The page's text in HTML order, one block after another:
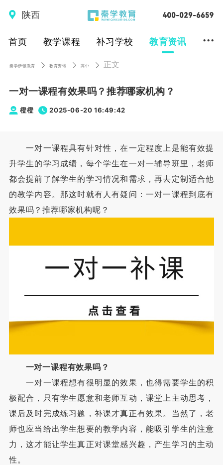
陕西
首页 教学课程 补习学校 教育资讯 ...
秦学伊顿教育 教育资讯 高中 正文
一对一课程有效果吗？推荐哪家机构？
橙橙 2025-06-20 16:49:42
一对一课程具有针对性，在一定程度上是能有效提
升学生的学习成绩，每个学生在一对一辅导班里，老师
都会提前了解学生的学习情况和需求，再去定制适合他
的教学内容。那这时就有人有疑问：一对一课程到底有
效果吗？推荐哪家机构呢？
一对一课程有效果吗？
一对一课程想有很明显的效果，也得需要学生的积
极配合，只有学生愿意和老师互动，课堂上主动思考，
课后及时完成练习题，补课才真正有效果。当然了，老
师也应当给出学生想要的教学内容，能吸引学生的注意
力，这才能让学生真正对课堂感兴趣，产生学习的主动
性。